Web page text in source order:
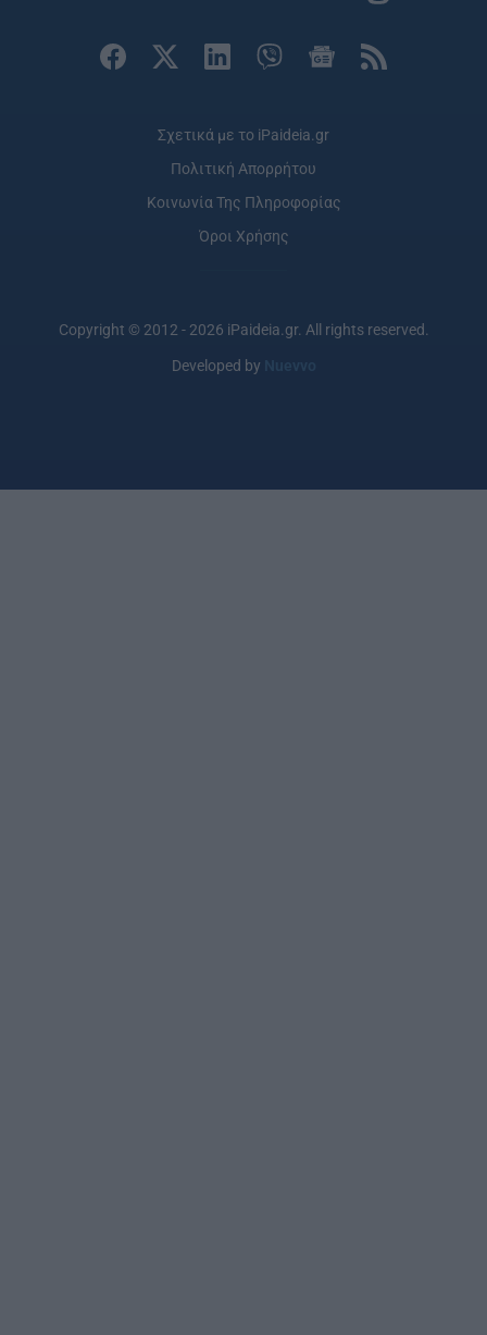
Σχετικά με το iPaideia.gr
Πολιτική Απορρήτου
Κοινωνία Της Πληροφορίας
Όροι Χρήσης
Copyright © 2012 - 2026 iPaideia.gr. All rights reserved.
Developed by